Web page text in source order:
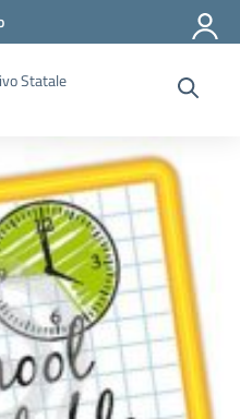
Statale